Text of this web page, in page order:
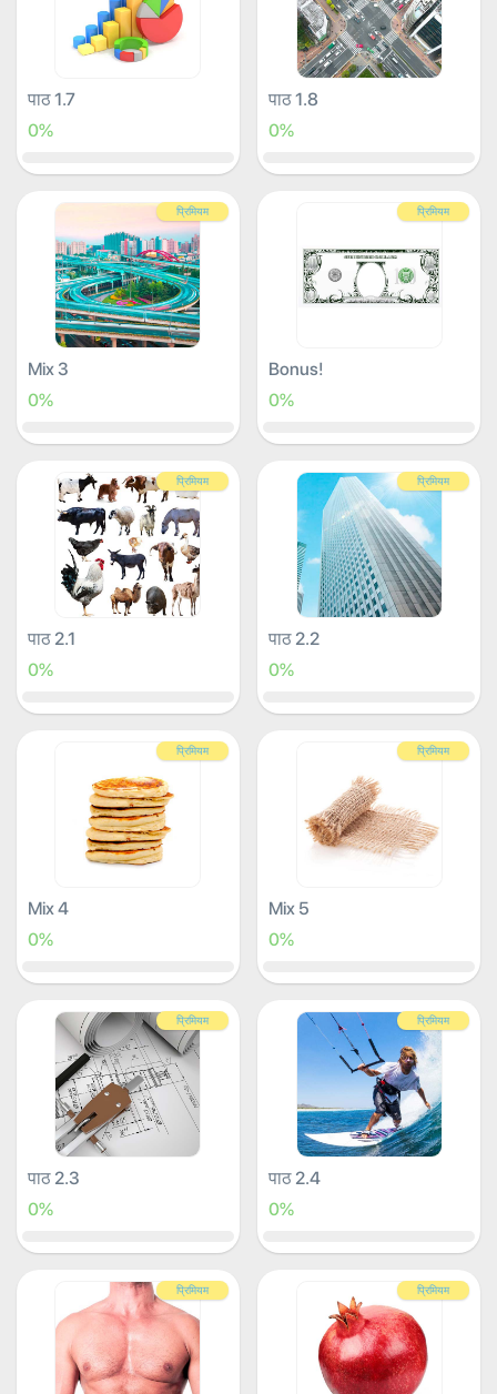
पाठ 1.7
0%
पाठ 1.8
0%
प्रिमियम
Mix 3
0%
प्रिमियम
Bonus!
0%
प्रिमियम
पाठ 2.1
0%
प्रिमियम
पाठ 2.2
0%
प्रिमियम
Mix 4
0%
प्रिमियम
Mix 5
0%
प्रिमियम
पाठ 2.3
0%
प्रिमियम
पाठ 2.4
0%
प्रिमियम प्रिमियम